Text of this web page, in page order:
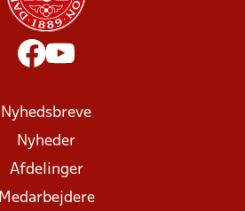
Nyhedsbreve
Nyheder
Afdelinger
Medarbejdere